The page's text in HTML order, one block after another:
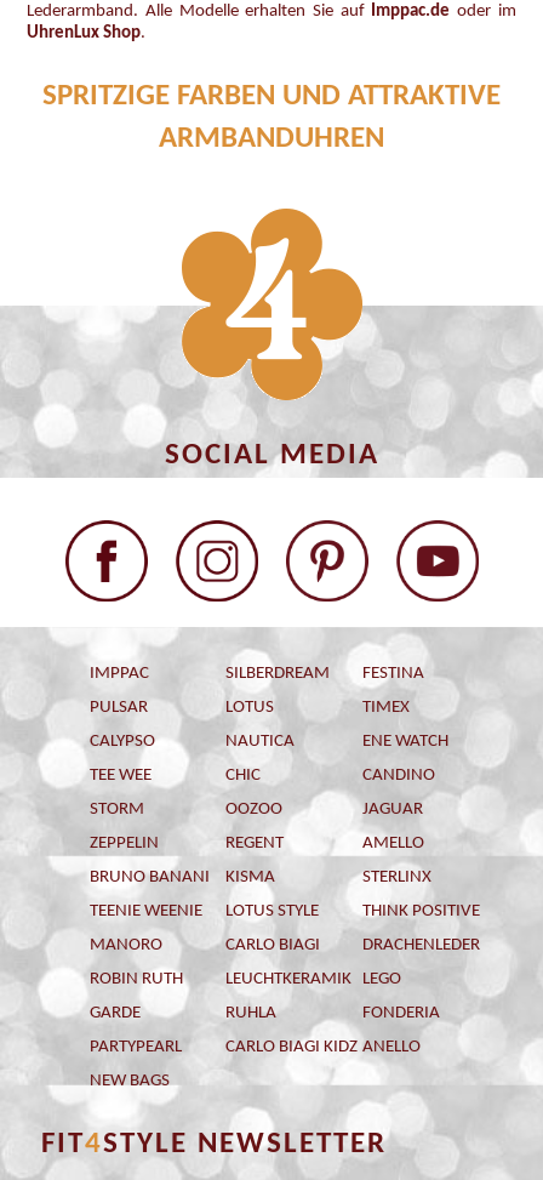
Lederarmband. Alle Modelle erhalten Sie auf
Imppac.de oder im
UhrenLux Shop.
SPRITZIGE FARBEN UND ATTRAKTIVE
ARMBANDUHREN
SOCIAL MEDIA
IMPPAC SILBERDREAM
FESTINA
PULSAR
LOTUS
TIMEX
CALYPSO
NAUTICA
ENE WATCH
TEE WEE
CHIC
CANDINO
STORM
OOZOO
JAGUAR
ZEPPELIN
REGENT
AMELLO
BRUNO BANANI
KISMA
STERLINX
TEENIE WEENIE
LOTUS STYLE
THINK POSITIVE
MANORO
CARLO BIAGI
DRACHENLEDER
ROBIN RUTH
LEUCHTKERAMIK
LEGO
GARDE
RUHLA
FONDERIA
PARTYPEARL
CARLO BIAGI KIDZ ANELLO
NEW BAGS
FIT4STYLE NEWSLETTER